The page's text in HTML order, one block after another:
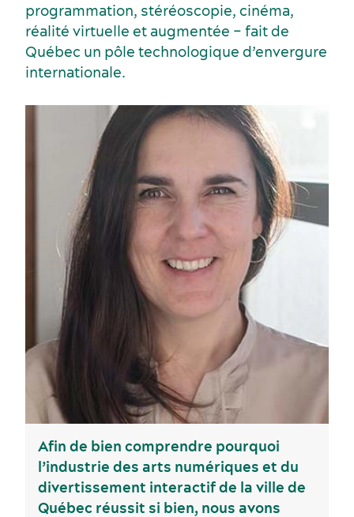
Activités et expériences
Salles de réunion
programmation, stéréoscopie, cinéma,
réalité virtuelle et augmentée – fait de
Québec un pôle technologique d’envergure
internationale.
Afin de bien comprendre pourquoi
l’industrie des arts numériques et du
divertissement interactif de la ville de
Québec réussit si bien, nous avons